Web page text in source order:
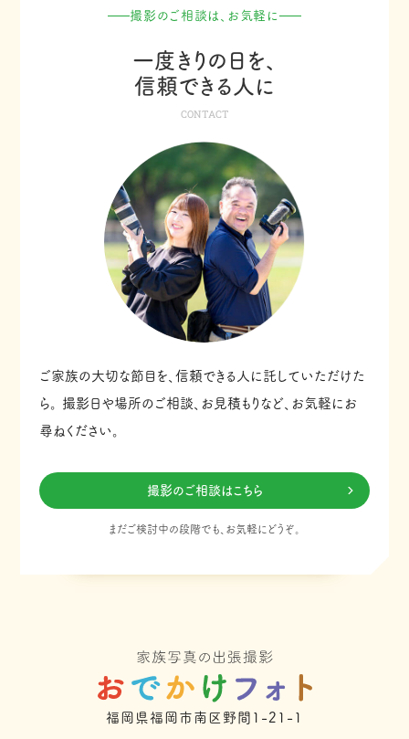
撮影のご相談は、お気軽に
一度きりの日を、
信頼できる人に
CONTACT
ご家族の大切な節目を、信頼できる人に託していただけた
ら。
撮影日や場所のご相談、お見積もりなど、お気軽にお
尋ねください。
撮影のご相談はこちら
まだご検討中の段階でも、お気軽にどうぞ。
福岡県福岡市南区野間1-21-1